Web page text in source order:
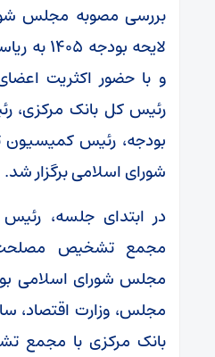
بررسی مصوبه مجلس
لایحه
و با حضور اکثریت
رئیس کل بانک مرکزی،
بودجه، رئیس
شورای اسلامی برگزار شد.
در ابتدای جلسه،
مجمع تشخیص
مجلس شورای اسلامی
مجلس، وزارت اقتصاد،
بانک مرکزی با مجمع